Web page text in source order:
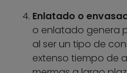
Enlatado o
o enlatado genera
al ser un tipo de
extenso tiempo de